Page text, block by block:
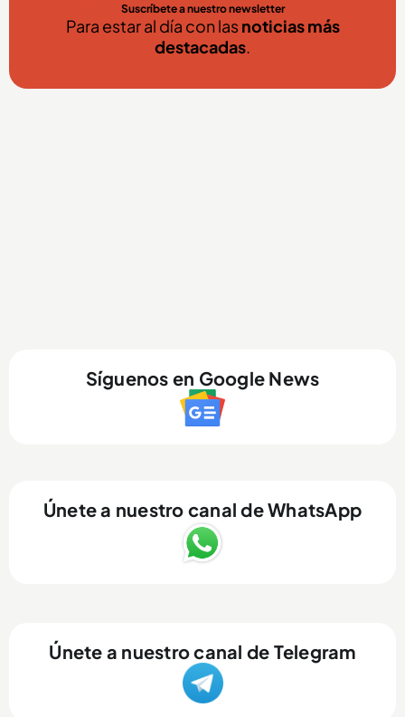
Suscríbete a nuestro newsletter
Para estar al día con lasnoticias más
destacadas
Síguenos en Google News
Únete a nuestro canal de WhatsApp
Únete a nuestro canal de Telegram